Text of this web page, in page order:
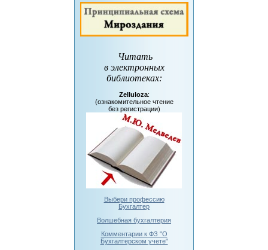
Читать
в электронных
библиотеках:
Zelluloza:
(ознакомительное чтение
без регистрации)
Выбери профессию
Бухгалтер
Волшебная бухгалтерия
Комментарии к ФЗ "О
Бухгалтерском учете"